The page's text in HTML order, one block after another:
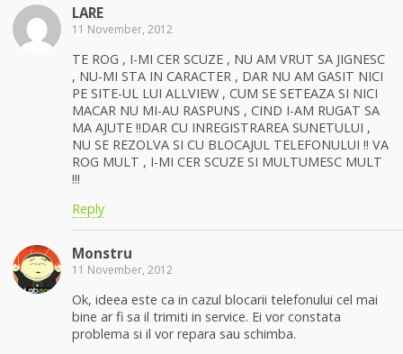
LARE
11 November, 2012
TE ROG , I-MI CER SCUZE , NU AM VRUT SA JIGNESC
, NU-MI STA IN CARACTER , DAR NU AM GASIT NICI
PE SITE-UL LUI ALLVIEW , CUM SE SETEAZA SI NICI
MACAR NU MI-AU RASPUNS , CIND I-AM RUGAT SA
MA AJUTE !!DAR CU INREGISTRAREA SUNETULUI ,
NU SE REZOLVA SI CU BLOCAJUL TELEFONULUI !! VA
ROG MULT , I-MI CER SCUZE SI MULTUMESC MULT
!!!
Reply
Monstru
11 November, 2012
Ok, ideea este ca in cazul blocarii telefonului cel mai
bine ar fi sa il trimiti in service. Ei vor constata
problema si il vor repara sau schimba.